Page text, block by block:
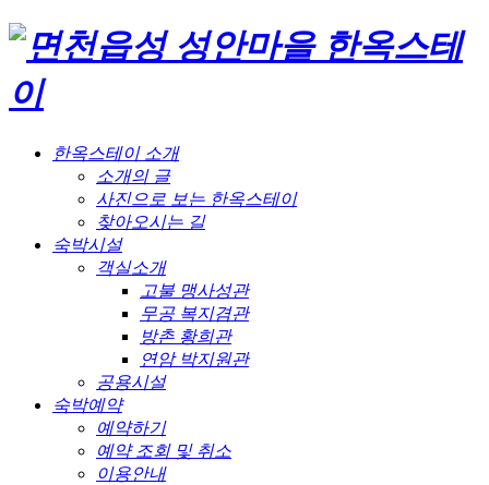
한옥스테이 소개
소개의 글
사진으로 보는 한옥스테이
찾아오시는 길
숙박시설
객실소개
고불 맹사성관
무공 복지겸관
방촌 황희관
연암 박지원관
공용시설
숙박예약
예약하기
예약 조회 및 취소
이용안내